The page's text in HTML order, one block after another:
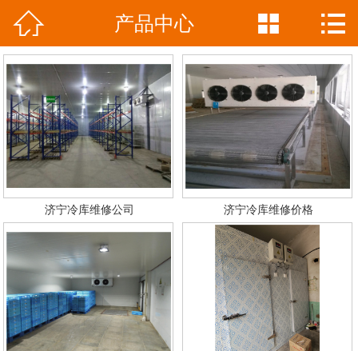
网站首页
产品中心
新闻资讯
工程案例
联系我们
 产品中心  
济宁冷库维修公司 济宁冷库维修价格